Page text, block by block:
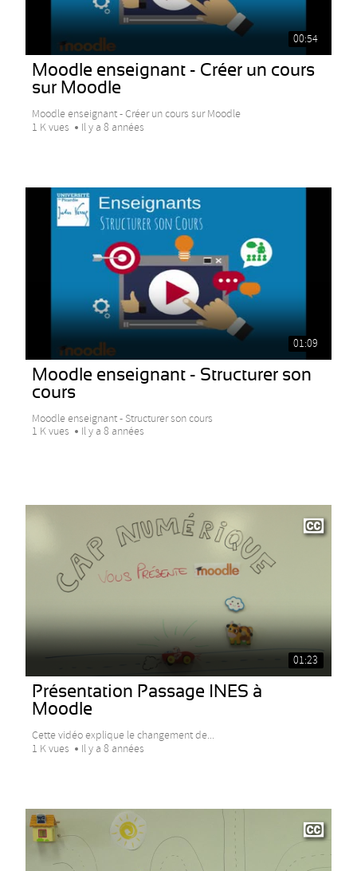
00:54
Moodle enseignant - Créer un cours
sur Moodle
Moodle enseignant - Créer un cours sur Moodle
1 K vues
Il y a 8 années
01:09
Moodle enseignant - Structurer son
cours
Moodle enseignant - Structurer son cours
1 K vues
Il y a 8 années
01:23
Présentation Passage INES à
Moodle
Cette vidéo explique le changement de...
1 K vues
Il y a 8 années